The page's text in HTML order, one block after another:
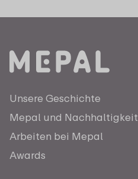
Unsere Geschichte
Mepal und Nachhaltigkeit
Arbeiten bei Mepal
Awards